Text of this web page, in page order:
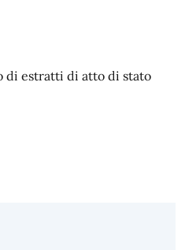
di estratti di atto di stato